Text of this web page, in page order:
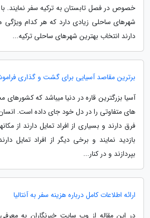
خصوص در فصل تابستان به ترکیه سفر نمایند. با
شهرهای ساحلی زیادی دارد که هر کدام
دارند انتخاب بهترین شهرهای ساحلی ترکیه...
برترین مقاصد آسیایی برای گشت و گذاری
آسیا بزرگترین قاره در دنیا میباشد که کشورهای
های متفاوتی را در دل خود جای داده است.
فرق دارند و بسیاری از افراد تمایل دارند از
بازدید نمایند و برخی دیگر از افراد تمایل
بپردازند و در کنار...
ارائه اطلاعات کامل درباره هزینه سفر به آنتالیا
در این مقاله از وب سایت خبرنگاران به معرفی